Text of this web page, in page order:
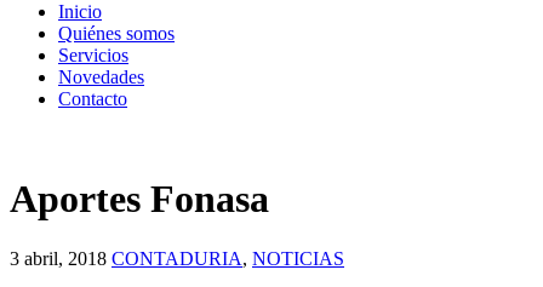
Inicio
Quiénes somos
Servicios
Novedades
Contacto
Aportes Fonasa
3 abril, 2018 CONTADURIA, NOTICIAS